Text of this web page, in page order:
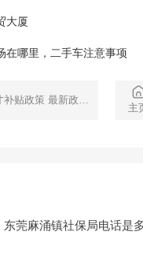
大厦
在哪里，二手车注意事项
最新政策及发放时间
主
东莞麻涌镇社保局电话是